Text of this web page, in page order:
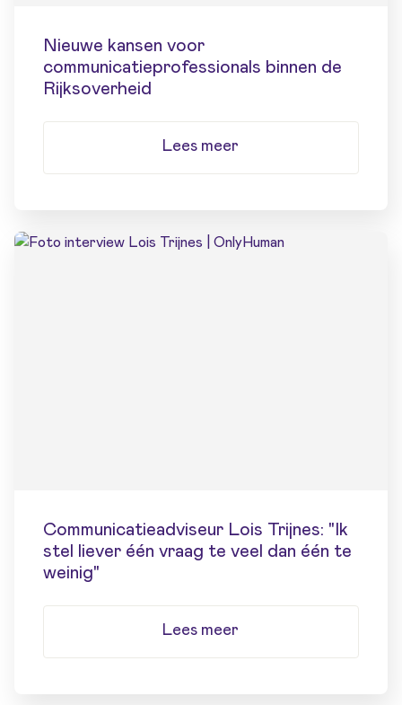
Nieuwe kansen voor
communicatieprofessionals binnen de
Rijksoverheid
Lees meer
Communicatieadviseur Lois Trijnes: "Ik
stel liever één vraag te veel dan één te
weinig"
Lees meer